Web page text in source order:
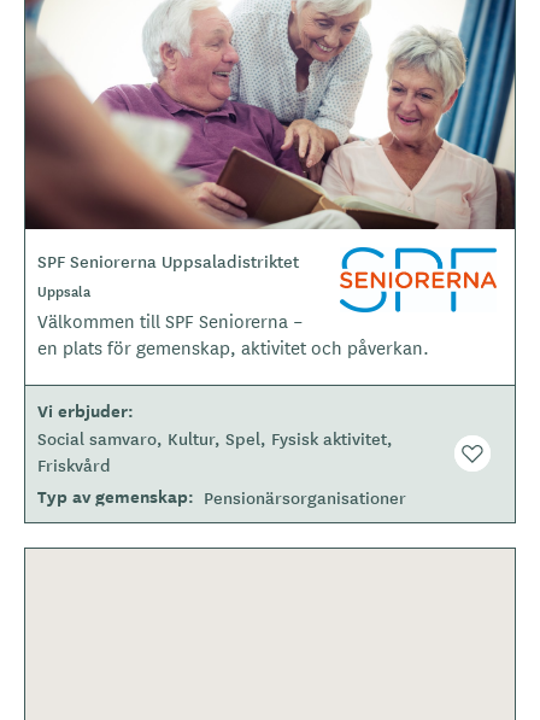
l
d
r
L
o
g
o
y
e
SPF Seniorerna Uppsaladistriktet
Uppsala
Välkommen till SPF Seniorerna –
en plats för gemenskap, aktivitet och påverkan.
Vi erbjuder
Social samvaro Kultur Spel Fysisk aktivitet
Friskvård
Typ av gemenskap Pensionärsorganisationer